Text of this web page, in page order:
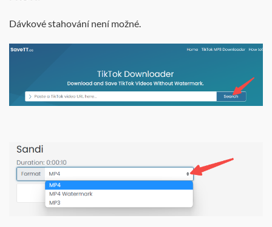
Dávkové stahování není možné.